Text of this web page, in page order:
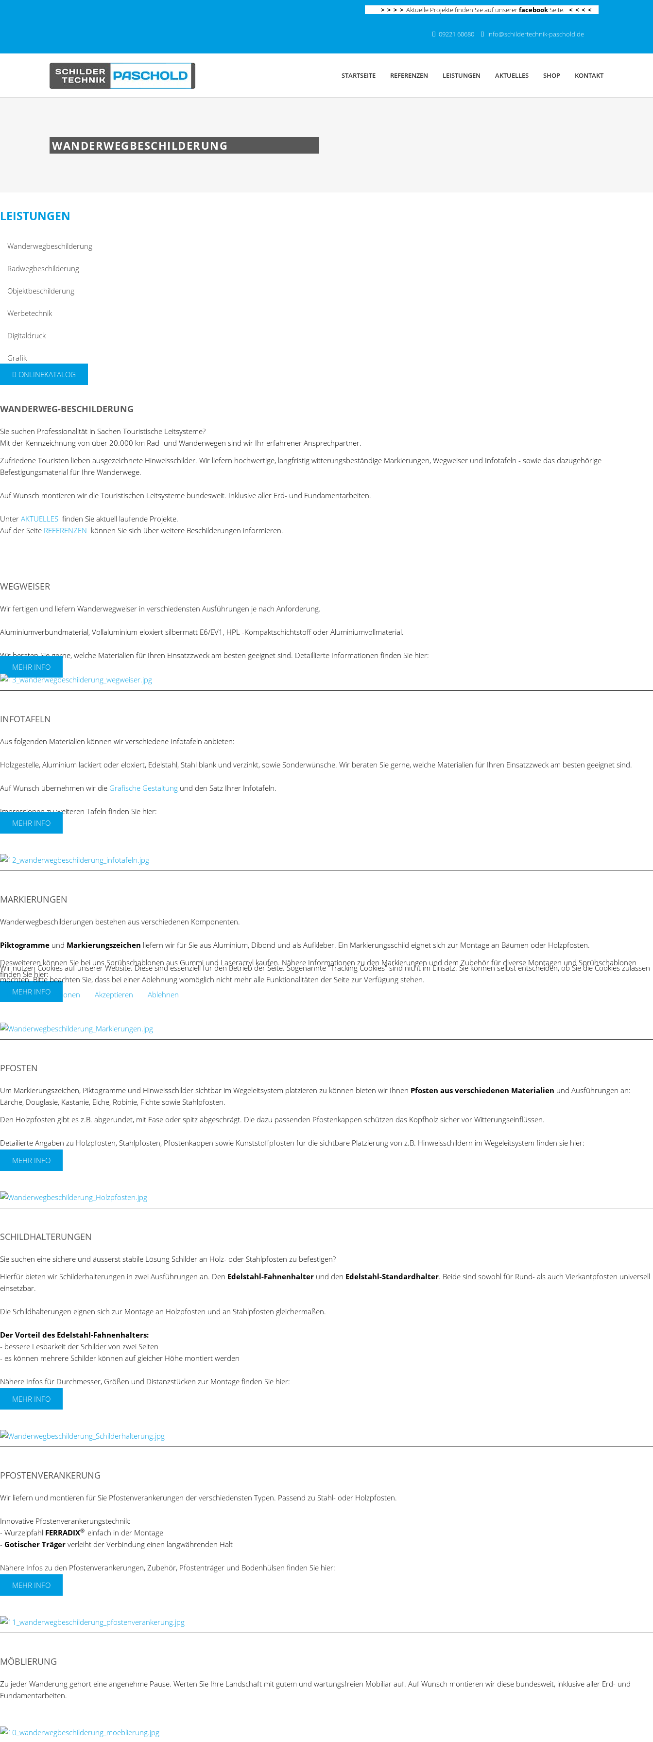
> > > > Aktuelle Projekte finden Sie auf unsererfacebookSeite. < < < <
09221 60680 info@schildertechnik-paschold.de
STARTSEITE REFERENZEN LEISTUNGEN AKTUELLES SHOP KONTAKT
WANDERWEGBESCHILDERUNG
LEISTUNGEN
Wanderwegbeschilderung
Radwegbeschilderung
Objektbeschilderung
Werbetechnik
Digitaldruck
Grafik
ONLINEKATALOG
WANDERWEG-BESCHILDERUNG
Sie suchen Professionalität in Sachen Touristische Leitsysteme?
Mit der Kennzeichnung von über 20.000 km Rad- und Wanderwegen sind wir Ihr erfahrener Ansprechpartner.
Zufriedene Touristen lieben ausgezeichnete Hinweisschilder. Wir liefern hochwertige, langfristig witterungsbeständige Markierungen, Wegweiser und Infotafeln - sowie das dazugehörige
Befestigungsmaterial für Ihre Wanderwege.
Auf Wunsch montieren wir die Touristischen Leitsysteme bundesweit. Inklusive aller Erd- und Fundamentarbeiten.
Unter AKTUELLES finden Sie aktuell laufende Projekte.
Auf der Seite REFERENZEN können Sie sich über weitere Beschilderungen informieren.
WEGWEISER
Wir fertigen und liefern Wanderwegweiser in verschiedensten Ausführungen je nach Anforderung.
Aluminiumverbundmaterial, Vollaluminium eloxiert silbermatt E6/EV1, HPL -Kompaktschichtstoff oder Aluminiumvollmaterial.
Wir beraten Sie gerne, welche Materialien für Ihren Einsatzzweck am besten geeignet sind. Detaillierte Informationen finden Sie hier:
MEHR INFO
INFOTAFELN
Aus folgenden Materialien können wir verschiedene Infotafeln anbieten:
Holzgestelle, Aluminium lackiert oder eloxiert, Edelstahl, Stahl blank und verzinkt, sowie Sonderwünsche. Wir beraten Sie gerne, welche Materialien für Ihren Einsatzzweck am besten geeignet sind.
Auf Wunsch übernehmen wir die Grafische Gestaltung und den Satz Ihrer Infotafeln.
Impressionen zu weiteren Tafeln finden Sie hier:
MEHR INFO
MARKIERUNGEN
Wanderwegbeschilderungen bestehen aus verschiedenen Komponenten.
Piktogramme und Markierungszeichen liefern wir für Sie aus Aluminium, Dibond und als Aufkleber. Ein Markierungsschild eignet sich zur Montage an Bäumen oder Holzpfosten.
Desweiteren können Sie bei uns Sprühschablonen aus Gummi und Laseracryl kaufen. Nähere Informationen zu den Markierungen und dem Zubehör für diverse Montagen und Sprühschablonen
finden Sie hier:
MEHR INFO
PFOSTEN
Um Markierungszeichen, Piktogramme und Hinweisschilder sichtbar im Wegeleitsystem platzieren zu können bieten wir Ihnen Pfosten aus verschiedenen Materialien und Ausführungen an:
Lärche, Douglasie, Kastanie, Eiche, Robinie, Fichte sowie Stahlpfosten.
Den Holzpfosten gibt es z.B. abgerundet, mit Fase oder spitz abgeschrägt. Die dazu passenden Pfostenkappen schützen das Kopfholz sicher vor Witterungseinflüssen.
Detailierte Angaben zu Holzpfosten, Stahlpfosten, Pfostenkappen sowie Kunststoffpfosten für die sichtbare Platzierung von z.B. Hinweisschildern im Wegeleitsystem finden sie hier:
MEHR INFO
SCHILDHALTERUNGEN
Sie suchen eine sichere und äusserst stabile Lösung Schilder an Holz- oder Stahlpfosten zu befestigen?
Hierfür bieten wir Schilderhalterungen in zwei Ausführungen an. Den Edelstahl-Fahnenhalter und den Edelstahl-Standardhalter. Beide sind sowohl für Rund- als auch Vierkantpfosten universell
einsetzbar.
Die Schildhalterungen eignen sich zur Montage an Holzpfosten und an Stahlpfosten gleichermaßen.
Der Vorteil des Edelstahl-Fahnenhalters:
- bessere Lesbarkeit der Schilder von zwei Seiten
- es können mehrere Schilder können auf gleicher Höhe montiert werden
Nähere Infos für Durchmesser, Größen und Distanzstücken zur Montage finden Sie hier:
MEHR INFO
PFOSTENVERANKERUNG
Wir liefern und montieren für Sie Pfostenverankerungen der verschiedensten Typen. Passend zu Stahl- oder Holzpfosten.
Innovative Pfostenverankerungstechnik:
- Wurzelpfahl FERRADIX® einfach in der Montage
- Gotischer Träger verleiht der Verbindung einen langwährenden Halt
Nähere Infos zu den Pfostenverankerungen, Zubehör, Pfostenträger und Bodenhülsen finden Sie hier:
MEHR INFO
MÖBLIERUNG
Zu jeder Wanderung gehört eine angenehme Pause. Werten Sie Ihre Landschaft mit gutem und wartungsfreien Mobiliar auf. Auf Wunsch montieren wir diese bundesweit, inklusive aller Erd- und
Fundamentarbeiten.
Wir nutzen Cookies auf unserer Website. Diese sind essenziell für den Betrieb der Seite. Sogenannte "Tracking Cookies" sind nicht im Einsatz. Sie können selbst entscheiden, ob Sie die Cookies zulassen
möchten. Bitte beachten Sie, dass bei einer Ablehnung womöglich nicht mehr alle Funktionalitäten der Seite zur Verfügung stehen.
Weitere Informationen
Akzeptieren Ablehnen